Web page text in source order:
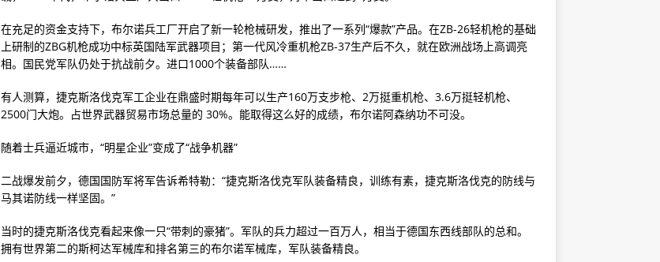
在充足的资金支持下，布尔诺兵工厂开启了新一轮枪械研发，推出了一系列“爆款”产品。在ZB-26轻机枪的基础
上研制的ZBG机枪成功中标英国陆军武器项目；第一代风冷重机枪ZB-37生产后不久，就在欧洲战场上高调亮
相。国民党军队仍处于抗战前夕。进口1000个装备部队……
有人测算，捷克斯洛伐克军工企业在鼎盛时期每年可以生产160万支步枪、2万挺重机枪、3.6万挺轻机枪、
2500门大炮。占世界武器贸易市场总量的 30%。能取得这么好的成绩，布尔诺阿森纳功不可没。
随着士兵逼近城市，“明星企业”变成了“战争机器”
二战爆发前夕，德国国防军将军告诉希特勒：“捷克斯洛伐克军队装备精良，训练有素，捷克斯洛伐克的防线与
马其诺防线一样坚固。”
当时的捷克斯洛伐克看起来像一只“带刺的豪猪”。军队的兵力超过一百万人，相当于德国东西线部队的总和。
拥有世界第二的斯柯达军械库和排名第三的布尔诺军械库，军队装备精良。